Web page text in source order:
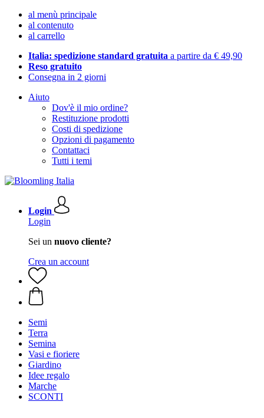
al menù principale
al contenuto
al carrello
Italia: spedizione standard gratuita a partire da € 49,90
Reso gratuito
Consegna in 2 giorni
Aiuto
Dov'è il mio ordine?
Restituzione prodotti
Costi di spedizione
Opzioni di pagamento
Contattaci
Tutti i temi
Login
Login
Sei un nuovo cliente?
Crea un account
Semi
Terra
Semina
Vasi e fioriere
Giardino
Idee regalo
Marche
SCONTI